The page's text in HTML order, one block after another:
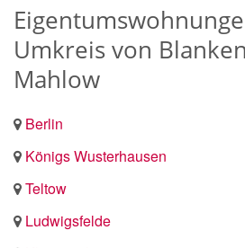
Umkreis von
Mahlow
Berlin
Königs Wusterhausen
Teltow
Ludwigsfelde